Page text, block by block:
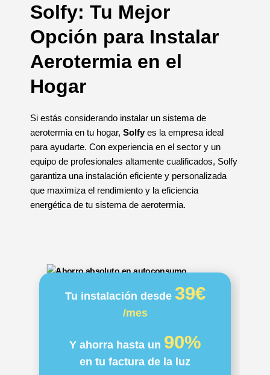
Solfy: Tu Mejor
Opción para Instalar
Aerotermia en el
Hogar
Si estás considerando instalar un sistema de
aerotermia en tu hogar, Solfy es la empresa ideal
para ayudarte. Con experiencia en el sector y un
equipo de profesionales altamente cualificados, Solfy
garantiza una instalación eficiente y personalizada
que maximiza el rendimiento y la eficiencia
energética de tu sistema de aerotermia.
Tu instalación desde 39€
/mes
Y ahorra hasta un 90%
en tu factura de la luz